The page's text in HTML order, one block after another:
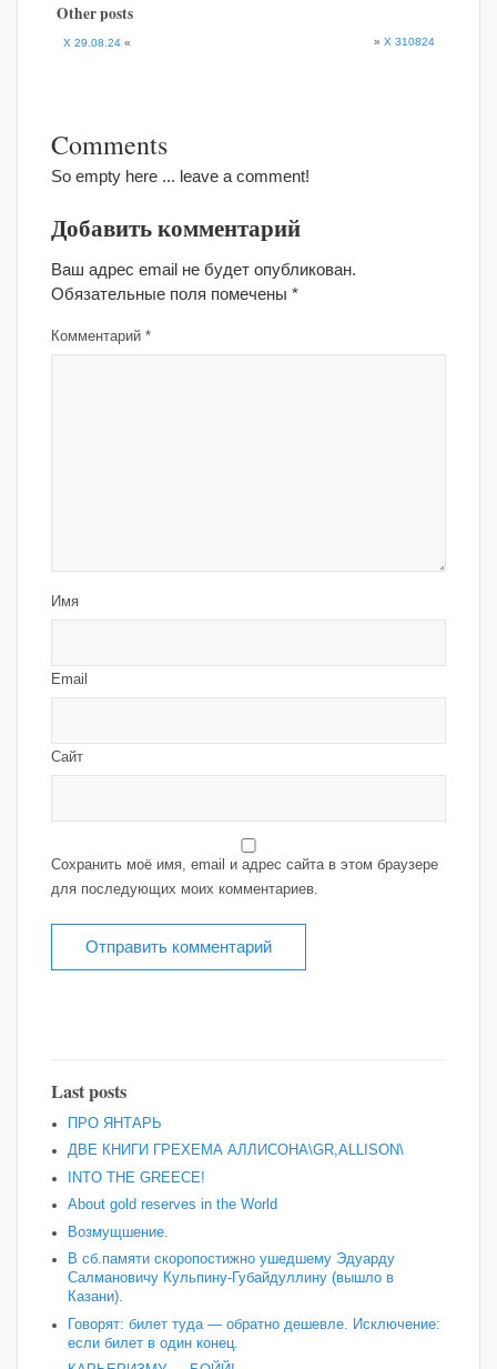
Other posts
X 29.08.24 « » X 310824
Comments
So empty here ... leave a comment!
Добавить комментарий
Ваш адрес email не будет опубликован.
Обязательные поля помечены *
Комментарий *
Имя
Email
Сайт
Сохранить моё имя, email и адрес сайта в этом браузере
для последующих моих комментариев.
Last posts
ПРО ЯНТАРЬ
ДВЕ КНИГИ ГРЕХЕМА АЛЛИСОНА\GR,ALLISON\
INTO THE GREECE!
About gold reserves in the World
Возмущшение.
В сб.памяти скоропостижно ушедшему Эдуарду
Салмановичу Кульпину-Губайдуллину (вышло в
Казани).
Говорят: билет туда — обратно дешевле. Исключение:
если билет в один конец.